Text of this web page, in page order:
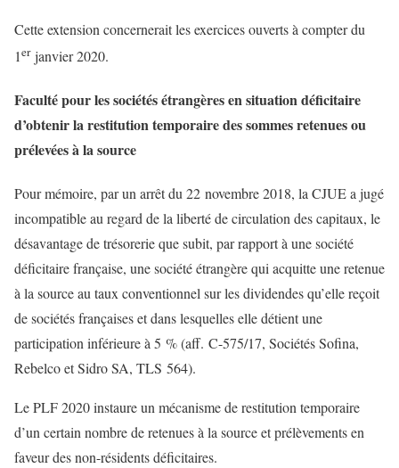
Cette extension concernerait les exercices ouverts à compter du
1erjanvier 2020.
Faculté pour les sociétés étrangères en situation déficitaire
d’obtenir la restitution temporaire des sommes retenues ou
prélevées à la source
Pour mémoire, par un arrêt du 22 novembre 2018, la CJUE a jugé
incompatible au regard de la liberté de circulation des capitaux, le
désavantage de trésorerie que subit, par rapport à une société
déficitaire française, une société étrangère qui acquitte une retenue
à la source au taux conventionnel sur les dividendes qu’elle reçoit
de sociétés françaises et dans lesquelles elle détient une
participation inférieure à 5 % (aff. C-575/17, Sociétés Sofina,
Rebelco et Sidro SA, TLS 564).
Le PLF 2020 instaure un mécanisme de restitution temporaire
d’un certain nombre de retenues à la source et prélèvements en
faveur des non-résidents déficitaires.